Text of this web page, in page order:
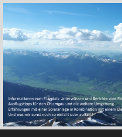
Zum
springen